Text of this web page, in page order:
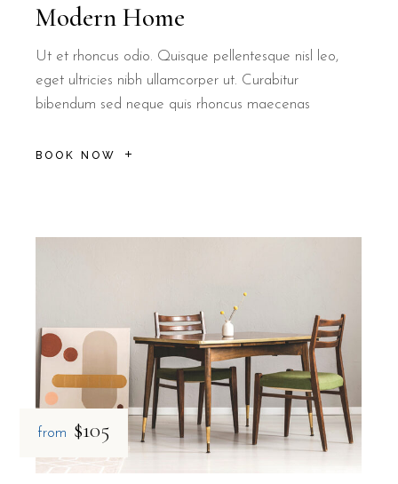
Modern Home
Ut et rhoncus odio. Quisque pellentesque nisl leo,
eget ultricies nibh ullamcorper ut. Curabitur
bibendum sed neque quis rhoncus maecenas
BOOK NOW
from $105